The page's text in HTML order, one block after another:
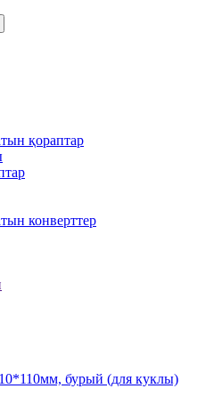
қораптар
конверттер
бурый (для куклы)